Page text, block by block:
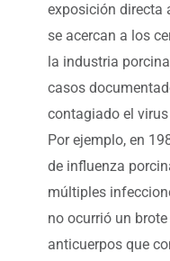
exposición directa
se acercan a los
la industria
casos
contagiado el
Por ejemplo, en
de influenza
múltiples
no ocurrió un
anticuerpos que